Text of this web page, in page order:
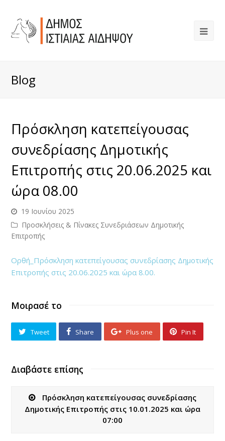
Blog
Πρόσκληση κατεπείγουσας
συνεδρίασης Δημοτικής
Επιτροπής στις 20.06.2025 και
ώρα 08.00
19 Ιουνίου 2025
Προσκλήσεις & Πίνακες Συνεδριάσεων Δημοτικής
Επιτροπής
Ορθή_Πρόσκληση κατεπείγουσας συνεδρίασης Δημοτικής
Επιτροπής στις 20.06.2025 και ώρα 8.00.
Μοιρασέ το
Tweet Share Plus one Pin It
Διαβάστε επίσης
Πρόσκληση κατεπείγουσας συνεδρίασης
Δημοτικής Επιτροπής στις 10.01.2025 και ώρα
07:00